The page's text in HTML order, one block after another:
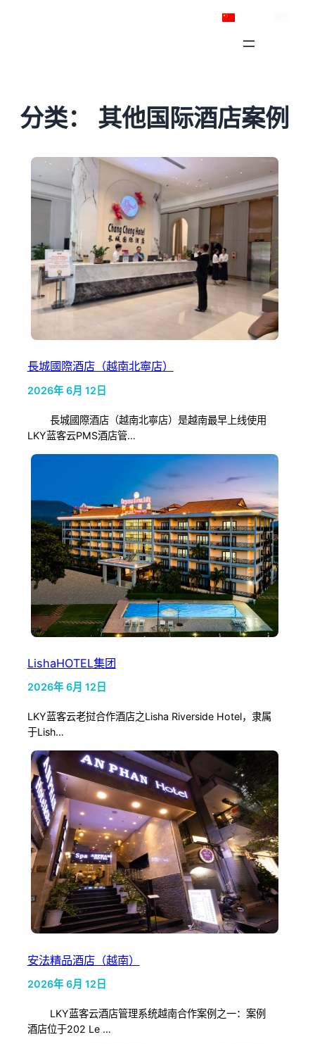
分类： 其他国际酒店案例
長城國際酒店（越南北寧店）
2026年 6月 12日
長城國際酒店（越南北寧店）是越南最早上线使用
LKY蓝客云PMS酒店管…
LishaHOTEL集团
2026年 6月 12日
LKY蓝客云老挝合作酒店之Lisha Riverside Hotel，隶属
于Lish…
安法精品酒店（越南）
2026年 6月 12日
LKY蓝客云酒店管理系统越南合作案例之一：案例
酒店位于202 Le …